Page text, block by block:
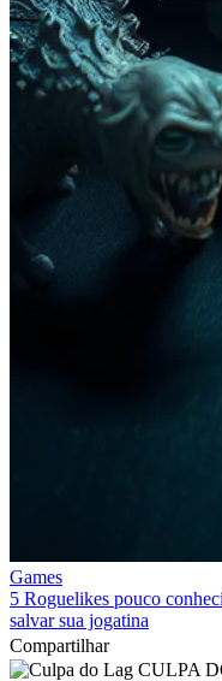
Games
5 Roguelikes pouco
salvar sua jogatina
Compartilhar
CULPA